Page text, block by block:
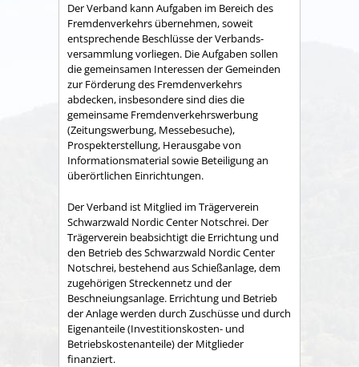
Der Verband kann Aufgaben im Bereich des
Fremdenverkehrs übernehmen, soweit
entsprechende Beschlüsse der Verbands­
versammlung vorliegen. Die Aufgaben sollen
die gemeinsamen Interessen der Gemeinden
zur Förderung des Fremdenverkehrs
abdecken, insbesondere sind dies die
gemeinsame Fremden­verkehrswerbung
(Zeitungswerbung, Messebesuche),
Prospekter­stellung, Herausgabe von
Informationsmaterial sowie Betei­ligung an
überörtlichen Einrichtungen.
Der Verband ist Mitglied im Trägerverein
Schwarzwald Nordic Center Notschrei. Der
Trägerverein beabsichtigt die Errichtung und
den Betrieb des Schwarzwald Nordic Center
Notschrei, bestehend aus Schießanlage, dem
zugehörigen Streckennetz und der
Beschneiungsanlage. Errichtung und Betrieb
der Anlage werden durch Zuschüsse und durch
Eigenanteile (Investitionskosten- und
Betriebskostenanteile) der Mitglieder
finanziert.